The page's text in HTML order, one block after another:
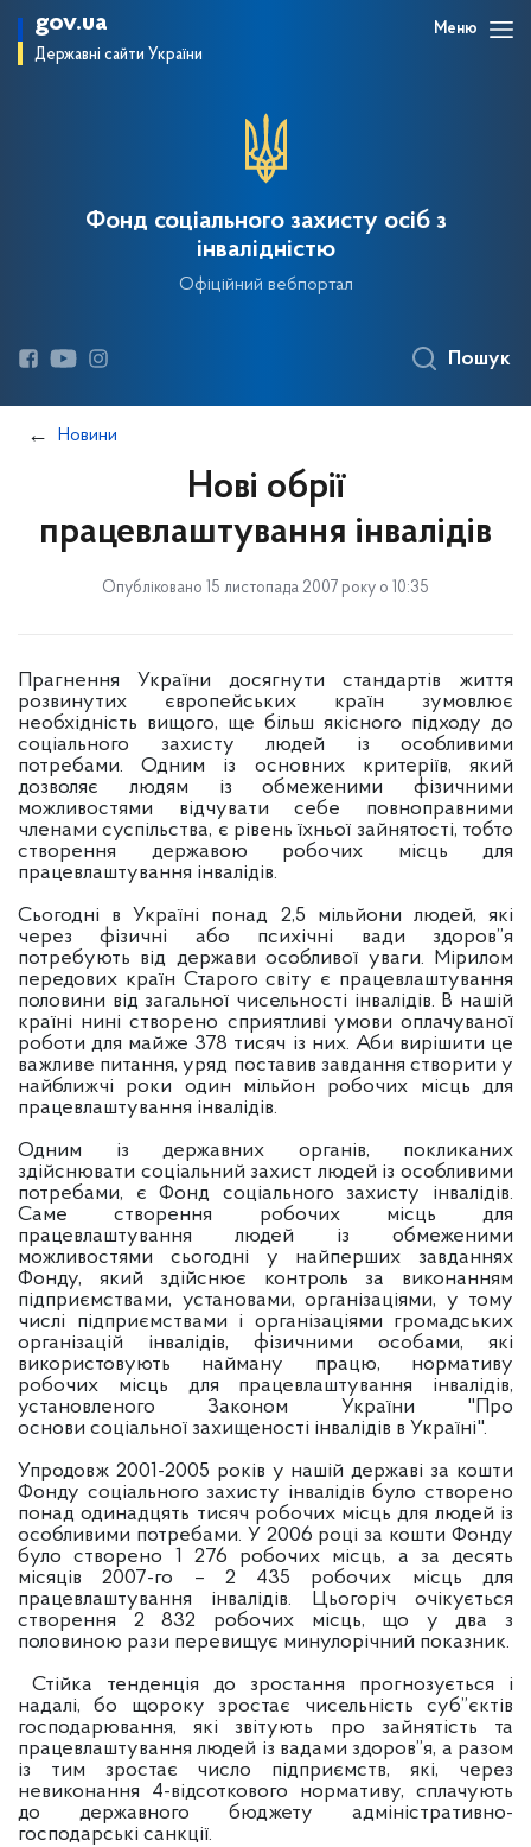
gov.ua
Державні сайти України
Меню
Фонд соціального захисту осіб з
інвалідністю
Офіційний вебпортал
Пошук
Новини
Нові обрії
працевлаштування інвалідів
Опубліковано 15 листопада 2007 року о 10:35
Прагнення України досягнути стандартів життя
розвинутих європейських країн зумовлює
необхідність вищого, ще більш якісного підходу до
соціального захисту людей із особливими
потребами. Одним із основних критеріїв, який
дозволяє людям із обмеженими фізичними
можливостями відчувати себе повноправними
членами суспільства, є рівень їхньої зайнятості, тобто
створення державою робочих місць для
працевлаштування інвалідів.
Сьогодні в Україні понад 2,5 мільйони людей, які
через фізичні або психічні вади здоров”я
потребують від держави особливої уваги. Мірилом
передових країн Старого світу є працевлаштування
половини від загальної чисельності інвалідів. В нашій
країні нині створено сприятливі умови оплачуваної
роботи для майже 378 тисяч із них. Аби вирішити це
важливе питання, уряд поставив завдання створити у
найближчі роки один мільйон робочих місць для
працевлаштування інвалідів.
Одним із державних органів, покликаних
здійснювати соціальний захист людей із особливими
потребами, є Фонд соціального захисту інвалідів.
Саме створення робочих місць для
працевлаштування людей із обмеженими
можливостями сьогодні у найперших завданнях
Фонду, який здійснює контроль за виконанням
підприємствами, установами, організаціями, у тому
числі підприємствами і організаціями громадських
організацій інвалідів, фізичними особами, які
використовують найману працю, нормативу
робочих місць для працевлаштування інвалідів,
установленого Законом України "Про
основи соціальної захищеності інвалідів в Україні".
Упродовж 2001-2005 років у нашій державі за кошти
Фонду соціального захисту інвалідів було створено
понад одинадцять тисяч робочих місць для людей із
особливими потребами. У 2006 році за кошти Фонду
було створено 1 276 робочих місць, а за десять
місяців 2007-го – 2 435 робочих місць для
працевлаштування інвалідів. Цьогоріч очікується
створення 2 832 робочих місць, що у два з
половиною рази перевищує минулорічний показник.
Стійка тенденція до зростання прогнозується і
надалі, бо щороку зростає чисельність суб”єктів
господарювання, які звітують про зайнятість та
працевлаштування людей із вадами здоров”я, а разом
із тим зростає число підприємств, які, через
невиконання 4-відсоткового нормативу, сплачують
до державного бюджету адміністративно-
господарські санкції.